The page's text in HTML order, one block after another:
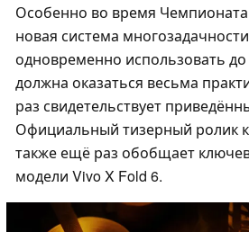
Особенно во время
новая система
одновременно использовать
должна оказаться весьма
раз свидетельствует
Официальный тизерный ролик
также ещё раз обобщает
модели Vivo X Fold 6.